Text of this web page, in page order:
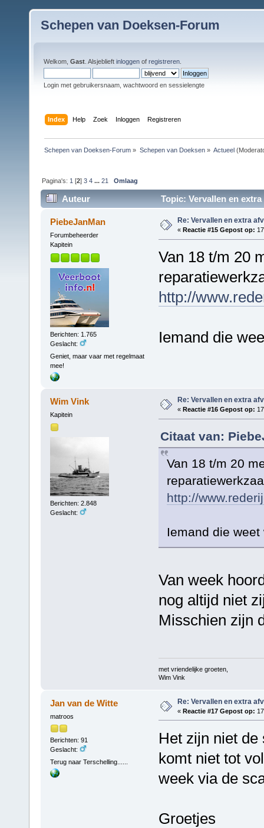
Schepen van Doeksen-Forum
Welkom, Gast . Alsjeblieft inloggen of registreren
Login met gebruikersnaam, wachtwoord en sessielengte
Index Help Zoek Inloggen Registreren
Schepen van Doeksen-Forum » Schepen van Doeksen» Actueel
Pagina's: 1 [2]3 4 ...21 Omlaag
Auteur Topic: Vervallen en
PiebeJanMan
Forumbeheerder
Kapitein
Berichten: 1.765
Geslacht:
Geniet, maar vaar met regelmaat
mee!
Re: Vervallen en extra
« Reactie #15 Gepost op:
Van 18 t/m 20
http://
Iemand die
Wim Vink
Kapitein
Berichten: 2.848
Geslacht:
Re: Vervallen en extra
« Reactie #16 Gepost op:
Citaat van:
Van 18 t/m 20
http://
Iemand die
Van week
nog altijd niet
Misschien zijn
met vriendelijke groeten,
Wim Vink
Jan van de Witte
matroos
Berichten: 91
Geslacht:
Terug naar Terschelling......
Re: Vervallen en extra
« Reactie #17 Gepost op:
Het zijn niet
komt niet tot
week via de
Groetjes